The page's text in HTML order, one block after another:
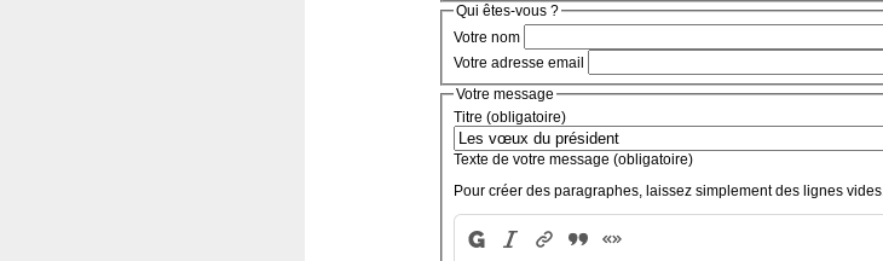
Qui êtes-vous ?
Votre nom
Votre adresse email
Votre message
Titre (obligatoire)
Texte de votre message (obligatoire)
Pour créer des paragraphes, laissez simplement des lignes vides.